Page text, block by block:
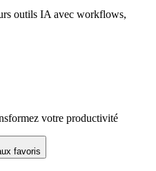
outils IA avec workflows,
votre productivité
favoris